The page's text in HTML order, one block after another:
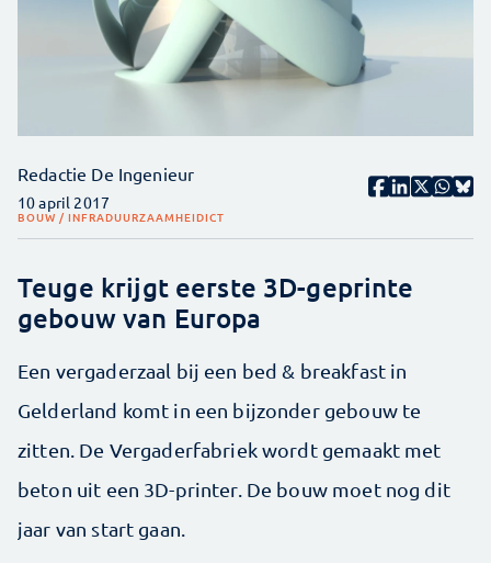
Redactie De Ingenieur
10 april 2017
BOUW / INFRADUURZAAMHEIDICT
Teuge krijgt eerste 3D-geprinte
gebouw van Europa
Een vergaderzaal bij een bed & breakfast in
Gelderland komt in een bijzonder gebouw te
zitten. De Vergaderfabriek wordt gemaakt met
beton uit een 3D-printer. De bouw moet nog dit
jaar van start gaan.